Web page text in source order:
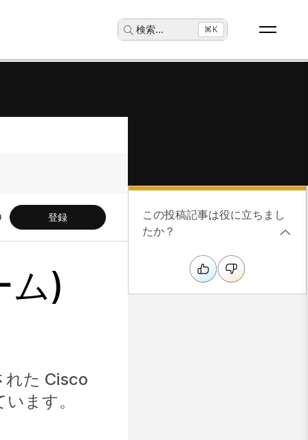
検索... ⌘K
登録
ム)
た Cisco
ます。
この投稿記事は役に立ちまし
たか？